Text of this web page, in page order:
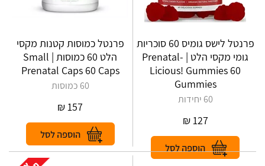
פרנטל לישס גומיס 60 סוכריות
גומי מקסי הלט | Prenatal-
Licious! Gummies 60
Gummies
60 יחידות
127
₪
פרנטל כמוסות קטנות מקסי
הלט 60 כמוסות | Small
Prenatal Caps 60 Caps
60 כמוסות
157
₪